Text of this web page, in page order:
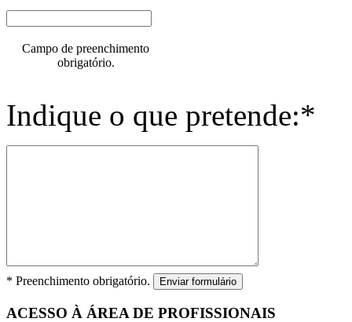
Campo de preenchimento
obrigatório.
Indique o que pretende:*
* Preenchimento obrigatório. Enviar formulário
ACESSO À ÁREA DE PROFISSIONAIS